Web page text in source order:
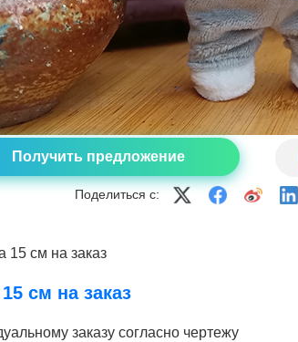
Получить предложение
Поделиться с:
15 см на заказ
см на заказ
заказу согласно чертежу